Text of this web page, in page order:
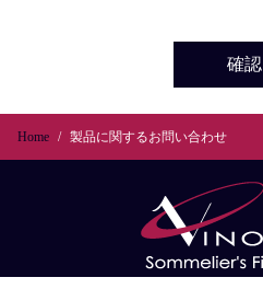
確認
Home 製品に関するお問い合わせ